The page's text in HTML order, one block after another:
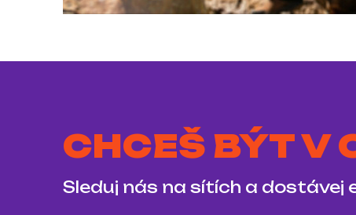
CHCEŠ BÝT V
Sleduj nás na sítích a dostávej